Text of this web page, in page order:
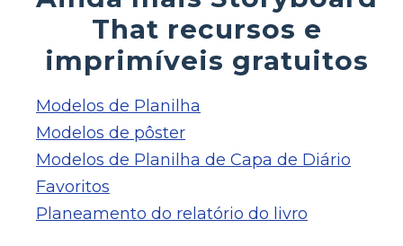
That recursos e
imprimíveis gratuitos
Modelos de Planilha
Modelos de pôster
Modelos de Planilha de Capa de Diário
Favoritos
Planeamento do relatório do livro